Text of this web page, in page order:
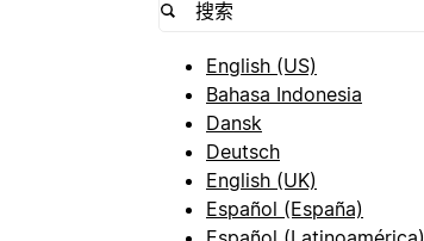
English (US)
Bahasa Indonesia
Dansk
Deutsch
English (UK)
Español (España)